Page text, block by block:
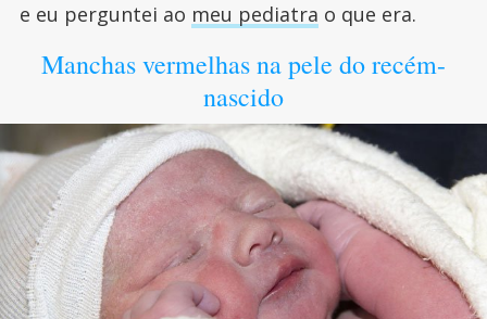
e eu perguntei ao meu pediatra o que era.
Manchas vermelhas na pele do recém-
nascido